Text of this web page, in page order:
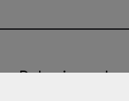
Relacionados